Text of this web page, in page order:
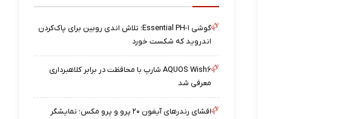
گوشی Essential PH-۱؛ تلاش اندی روبین برای پاک‌کردن
اندروید که شکست خورد
AQUOS Wish۶ شارپ با محافظت در برابر کلاهبرداری
معرفی شد
افشای رندرهای آیفون ۲۰ پرو و پرو مکس؛ نمایشگر